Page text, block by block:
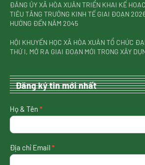
ĐẢNG ỦY XÃ HÒA XUÂN TRIỂN KHAI KẾ
TIÊU TĂNG TRƯỞNG KINH TẾ GIAI ĐOẠN
HƯỚNG ĐẾN NĂM 2045
HỘI KHUYẾN HỌC XÃ HÒA XUÂN TỔ CHỨC
THỨ I, MỞ RA GIAI ĐOẠN MỚI TRONG XÂY
Đăng ký tin mới nhất
nhận
tin
nhất
Họ & Tên *
Địa chỉ Email*